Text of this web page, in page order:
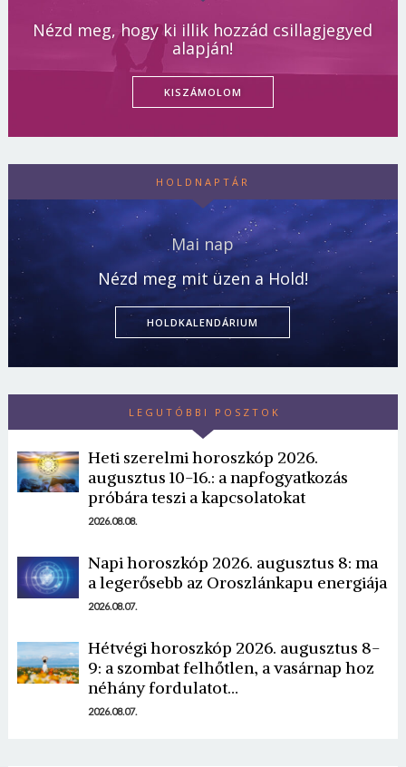
Nézd meg, hogy ki illik hozzád csillagjegyed
alapján!
KISZÁMOLOM
HOLDNAPTÁR
Mai nap
Nézd meg mit üzen a Hold!
HOLDKALENDÁRIUM
LEGUTÓBBI POSZTOK
Heti szerelmi horoszkóp 2026.
augusztus 10-16.: a napfogyatkozás
próbára teszi a kapcsolatokat
2026.08.08.
Napi horoszkóp 2026. augusztus 8: ma
a legerősebb az Oroszlánkapu energiája
2026.08.07.
Hétvégi horoszkóp 2026. augusztus 8-
9: a szombat felhőtlen, a vasárnap hoz
néhány fordulatot…
2026.08.07.